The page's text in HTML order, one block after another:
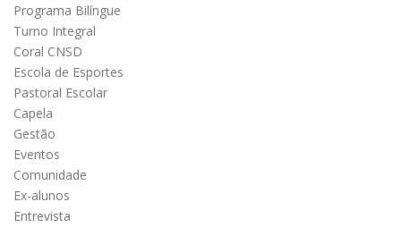
Programa Bilíngue
Turno Integral
Coral CNSD
Escola de Esportes
Pastoral Escolar
Capela
Gestão
Eventos
Comunidade
Ex-alunos
Entrevista